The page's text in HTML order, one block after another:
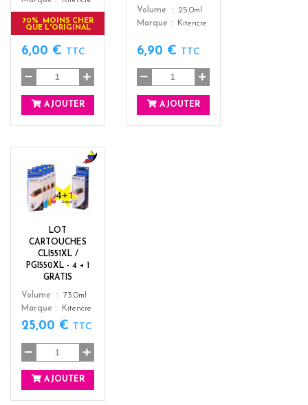
70% MOINS CHER
QUE L'ORIGINAL
6,00 € TTC
AJOUTER
Color
Volume
25.0ml
Marque
Kitencre
6,90 € TTC
AJOUTER
LOT
CARTOUCHES
CLI551XL /
PGI550XL - 4 + 1
GRATIS
Color
b
a
c
+
Volume
73.0ml
Marque
Kitencre
25,00 € TTC
AJOUTER